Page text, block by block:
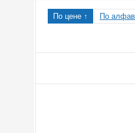
По цене ↑ По